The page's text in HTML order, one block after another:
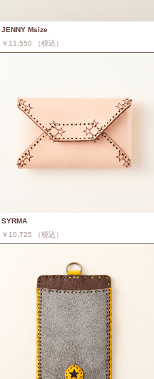
JENNY Msize
￥11,550 （税込）
SYRMA
￥10,725 （税込）